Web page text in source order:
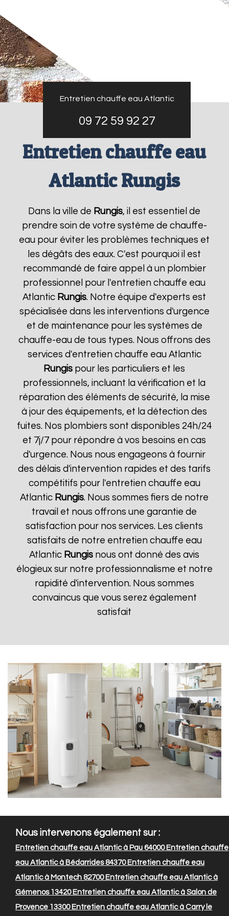
Entretien chauffe eau Atlantic
09 72 59 92 27
Entretien chauffe eau
Atlantic Rungis
Dans la ville de Rungis, il est essentiel de
prendre soin de votre système de chauffe-
eau pour éviter les problèmes techniques et
les dégâts des eaux. C'est pourquoi il est
recommandé de faire appel à un plombier
professionnel pour l'entretien chauffe eau
Atlantic Rungis. Notre équipe d'experts est
spécialisée dans les interventions d'urgence
et de maintenance pour les systèmes de
chauffe-eau de tous types. Nous offrons des
services d'entretien chauffe eau Atlantic
Rungis pour les particuliers et les
professionnels, incluant la vérification et la
réparation des éléments de sécurité, la mise
à jour des équipements, et la détection des
fuites. Nos plombiers sont disponibles 24h/24
et 7j/7 pour répondre à vos besoins en cas
d'urgence. Nous nous engageons à fournir
des délais d'intervention rapides et des tarifs
compétitifs pour l'entretien chauffe eau
Atlantic Rungis. Nous sommes fiers de notre
travail et nous offrons une garantie de
satisfaction pour nos services. Les clients
satisfaits de notre entretien chauffe eau
Atlantic Rungis nous ont donné des avis
élogieux sur notre professionnalisme et notre
rapidité d'intervention. Nous sommes
convaincus que vous serez également
satisfait
Nous intervenons également sur :
Entretien chauffe eau Atlantic à Pau 64000Entretien chauffe
eau Atlantic à Bédarrides 84370Entretien chauffe eau
Atlantic à Montech 82700Entretien chauffe eau Atlantic à
Gémenos 13420Entretien chauffe eau Atlantic à Salon de
Provence 13300Entretien chauffe eau Atlantic à Carry le